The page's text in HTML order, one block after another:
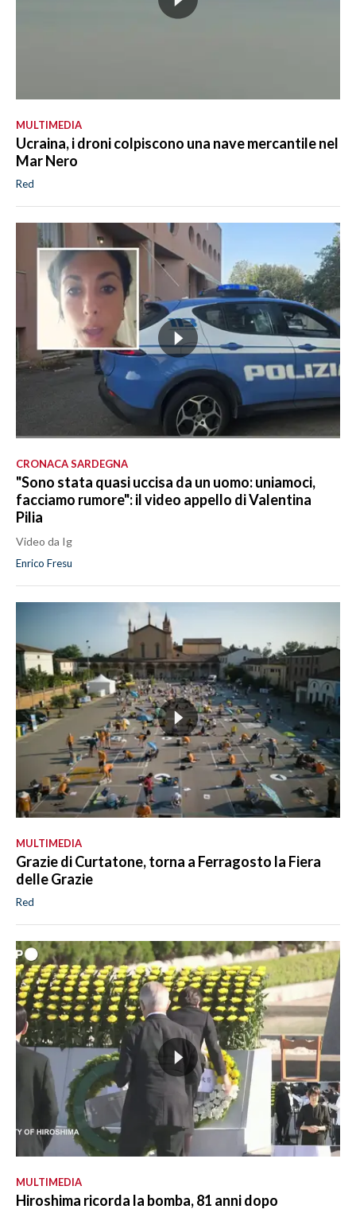
MULTIMEDIA
Ucraina, i droni colpiscono una nave mercantile nel
Mar Nero
Red
CRONACA SARDEGNA
"Sono stata quasi uccisa da un uomo: uniamoci,
facciamo rumore": il video appello di Valentina
Pilia
Video da Ig
Enrico Fresu
MULTIMEDIA
Grazie di Curtatone, torna a Ferragosto la Fiera
delle Grazie
Red
MULTIMEDIA
Hiroshima ricorda la bomba, 81 anni dopo